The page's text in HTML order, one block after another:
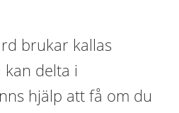
brukar kallas
delta i
hjälp att få om du